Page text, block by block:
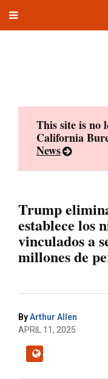
Toggle
This site is no
California
News
Trump
establece los
vinculados a
millones de
ByArthur Allen
APRIL 11, 2025